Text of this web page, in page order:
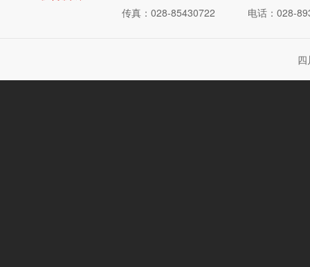
传真：028-85430722
电话：028-